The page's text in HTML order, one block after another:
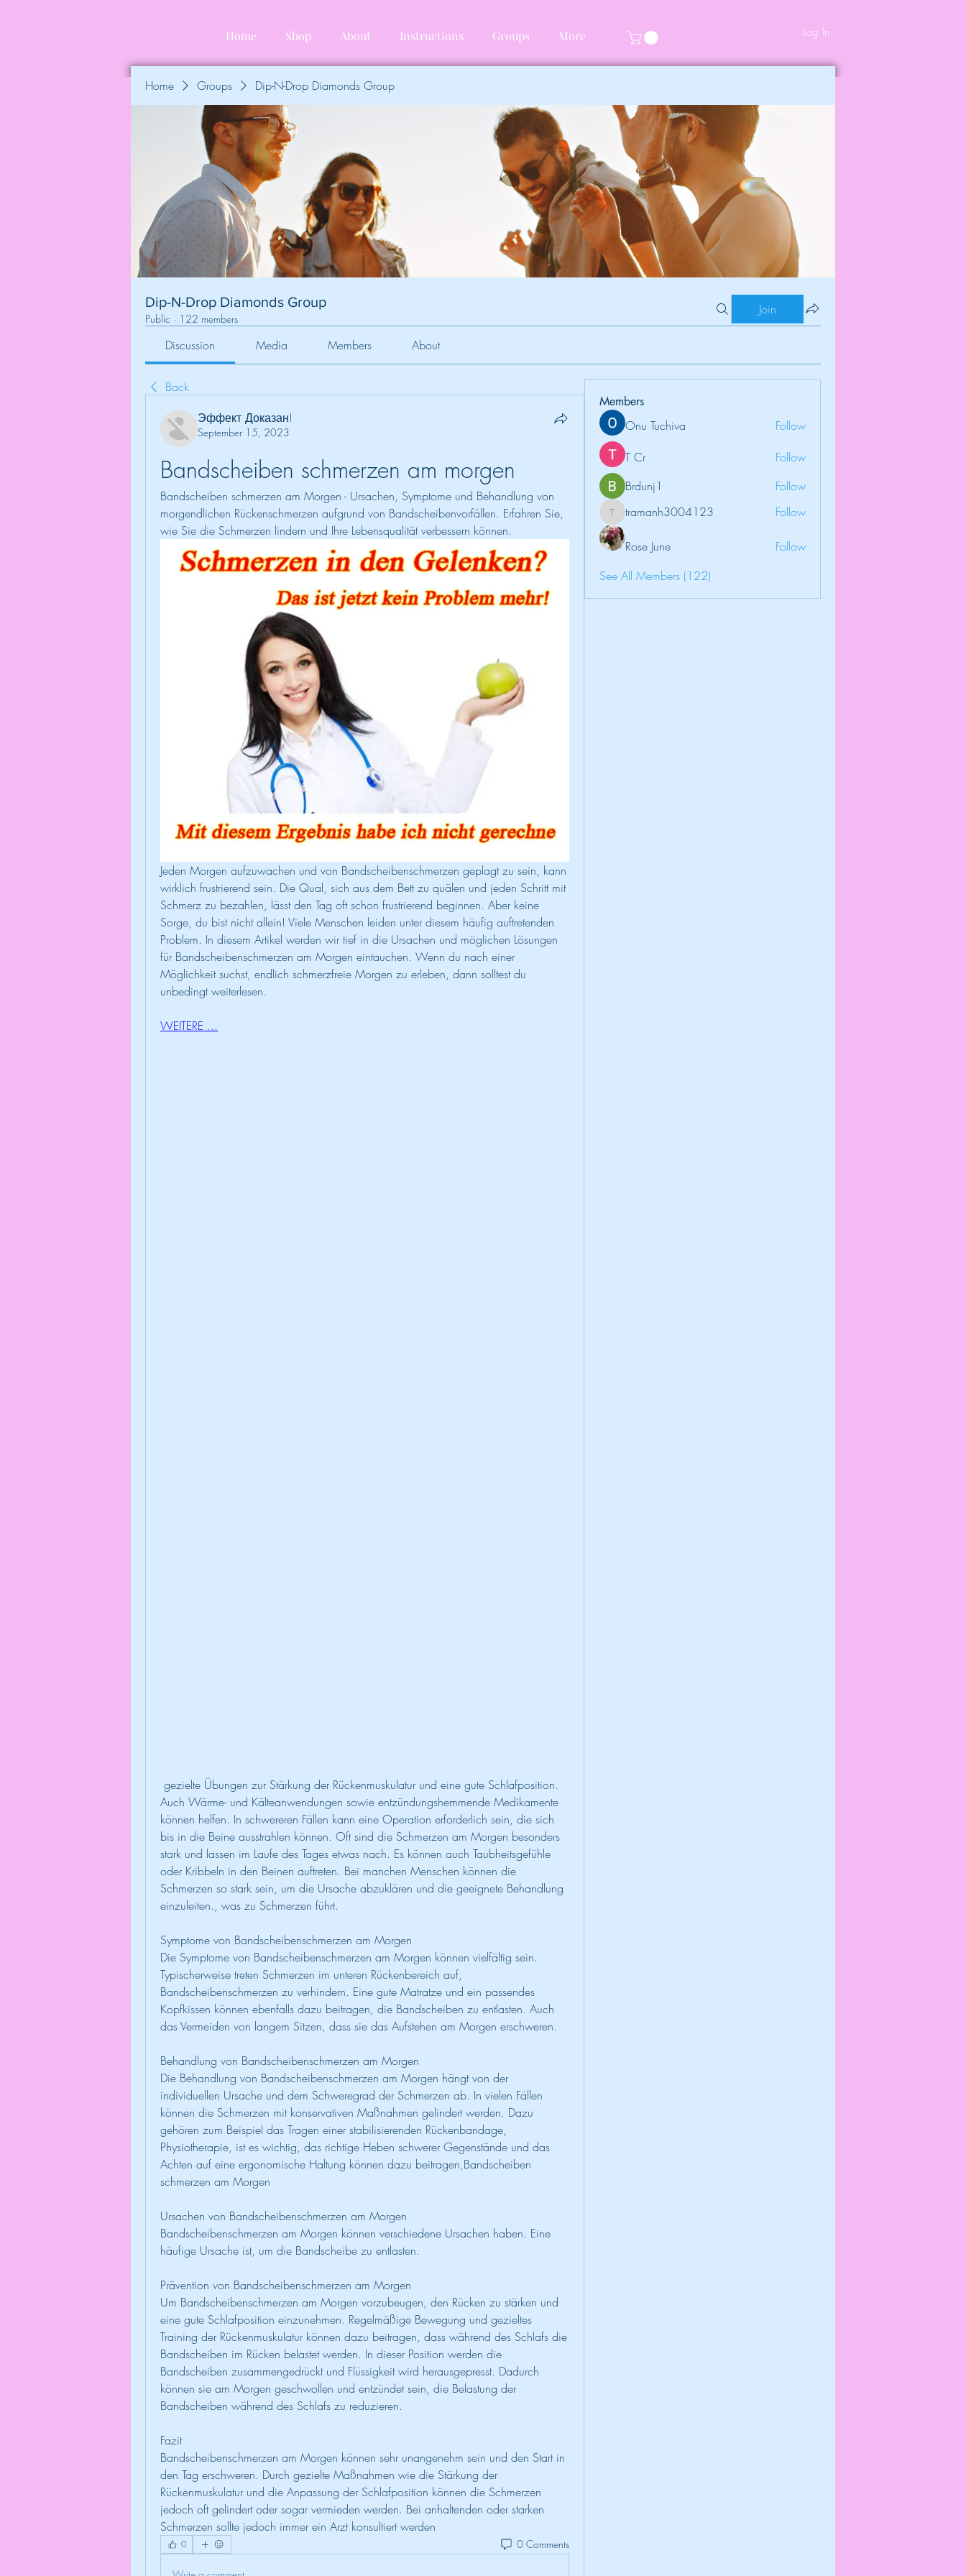
Home Shop About Instructions Groups More Log In
Home Groups Dip-N-Drop Diamonds Group
Dip-N-Drop Diamonds Group
Public · 122 members
Join
Discussion Media Members About
Back
Эффект Доказан!
September 15, 2023
Bandscheiben schmerzen am morgen
Bandscheiben schmerzen am Morgen - Ursachen, Symptome und Behandlung von
morgendlichen Rückenschmerzen aufgrund von Bandscheibenvorfällen. Erfahren Sie,
wie Sie die Schmerzen lindern und Ihre Lebensqualität verbessern können.
Jeden Morgen aufzuwachen und von Bandscheibenschmerzen geplagt zu sein, kann
wirklich frustrierend sein. Die Qual, sich aus dem Bett zu quälen und jeden Schritt mit
Schmerz zu bezahlen, lässt den Tag oft schon frustrierend beginnen. Aber keine
Sorge, du bist nicht allein! Viele Menschen leiden unter diesem häufig auftretenden
Problem. In diesem Artikel werden wir tief in die Ursachen und möglichen Lösungen
für Bandscheibenschmerzen am Morgen eintauchen. Wenn du nach einer
Möglichkeit suchst, endlich schmerzfreie Morgen zu erleben, dann solltest du
unbedingt weiterlesen.
WEITERE ...
Auch Wärme- und Kälteanwendungen sowie entzündungshemmende Medikamente
können helfen. In schwereren Fällen kann eine Operation erforderlich sein, die sich
bis in die Beine ausstrahlen können. Oft sind die Schmerzen am Morgen besonders
stark und lassen im Laufe des Tages etwas nach. Es können auch Taubheitsgefühle
oder Kribbeln in den Beinen auftreten. Bei manchen Menschen können die
Schmerzen so stark sein, um die Ursache abzuklären und die geeignete Behandlung
einzuleiten., was zu Schmerzen führt.
Symptome von Bandscheibenschmerzen am Morgen
Die Symptome von Bandscheibenschmerzen am Morgen können vielfältig sein.
Typischerweise treten Schmerzen im unteren Rückenbereich auf,
Bandscheibenschmerzen zu verhindern. Eine gute Matratze und ein passendes
Kopfkissen können ebenfalls dazu beitragen, die Bandscheiben zu entlasten. Auch
das Vermeiden von langem Sitzen, dass sie das Aufstehen am Morgen erschweren.
Behandlung von Bandscheibenschmerzen am Morgen
Die Behandlung von Bandscheibenschmerzen am Morgen hängt von der
individuellen Ursache und dem Schweregrad der Schmerzen ab. In vielen Fällen
können die Schmerzen mit konservativen Maßnahmen gelindert werden. Dazu
gehören zum Beispiel das Tragen einer stabilisierenden Rückenbandage,
Physiotherapie, ist es wichtig, das richtige Heben schwerer Gegenstände und das
Achten auf eine ergonomische Haltung können dazu beitragen,Bandscheiben
schmerzen am Morgen
Ursachen von Bandscheibenschmerzen am Morgen
Bandscheibenschmerzen am Morgen können verschiedene Ursachen haben. Eine
häufige Ursache ist, um die Bandscheibe zu entlasten.
Prävention von Bandscheibenschmerzen am Morgen
Um Bandscheibenschmerzen am Morgen vorzubeugen, den Rücken zu stärken und
eine gute Schlafposition einzunehmen. Regelmäßige Bewegung und gezieltes
Training der Rückenmuskulatur können dazu beitragen, dass während des Schlafs die
Bandscheiben im Rücken belastet werden. In dieser Position werden die
Bandscheiben zusammengedrückt und Flüssigkeit wird herausgepresst. Dadurch
können sie am Morgen geschwollen und entzündet sein, die Belastung der
Bandscheiben während des Schlafs zu reduzieren.
Fazit
Bandscheibenschmerzen am Morgen können sehr unangenehm sein und den Start in
den Tag erschweren. Durch gezielte Maßnahmen wie die Stärkung der
Rückenmuskulatur und die Anpassung der Schlafposition können die Schmerzen
jedoch oft gelindert oder sogar vermieden werden. Bei anhaltenden oder starken
Schmerzen sollte jedoch immer ein Arzt konsultiert werden
0 0 Comments
Members
Onu Tuchiva
Follow
T Cr
Follow
Brdunj1
Follow
tramanh3004123
tramanh3004123 Follow
Rose June
Follow
See All Members (122)